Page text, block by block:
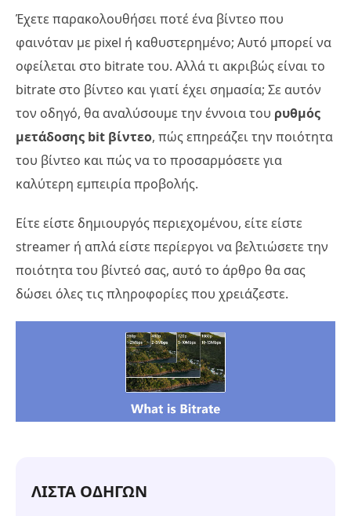
Έχετε παρακολουθήσει ποτέ ένα βίντεο που
φαινόταν με pixel ή καθυστερημένο; Αυτό μπορεί να
οφείλεται στο bitrate του. Αλλά τι ακριβώς είναι το
bitrate στο βίντεο και γιατί έχει σημασία; Σε αυτόν
τον οδηγό, θα αναλύσουμε την έννοια του ρυθμός
μετάδοσης bit βίντεο, πώς επηρεάζει την ποιότητα
του βίντεο και πώς να το προσαρμόσετε για
καλύτερη εμπειρία προβολής.
Είτε είστε δημιουργός περιεχομένου, είτε είστε
streamer ή απλά είστε περίεργοι να βελτιώσετε την
ποιότητα του βίντεό σας, αυτό το άρθρο θα σας
δώσει όλες τις πληροφορίες που χρειάζεστε.
ΛΙΣΤΑ ΟΔΗΓΩΝ